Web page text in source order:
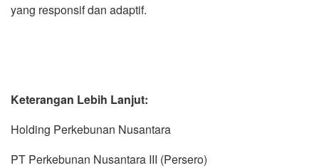
yang responsif dan adaptif.
Keterangan Lebih Lanjut:
Holding Perkebunan Nusantara
PT Perkebunan Nusantara III (Persero)